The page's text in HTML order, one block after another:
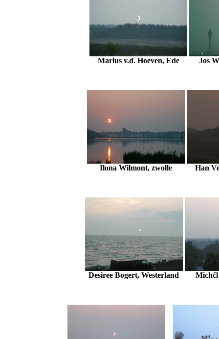
Marius v.d. Hoeven, Ede Jos
Ilona Wilmont, zwolle Han
Desiree Bogert, Westerland Michčl